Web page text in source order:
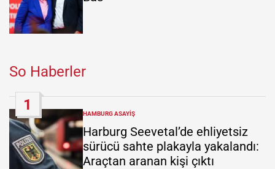
So Haberler
1
POSTED
IN
HAMBURG ASAYIŞ
Harburg Seevetal’de ehliyetsiz
sürücü sahte plakayla yakalandı:
Araçtan aranan kişi çıktı